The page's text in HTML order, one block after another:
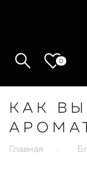
0
КАК
Главная